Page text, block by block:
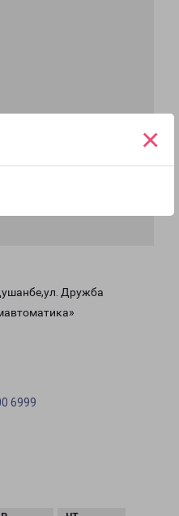
×
Дружба
6999